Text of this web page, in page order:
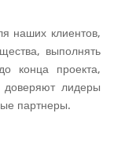
наших клиентов,
выполнять
конца проекта,
лидеры
партнеры.